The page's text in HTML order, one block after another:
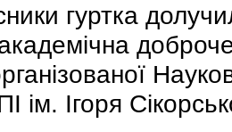
гуртка
ім. Ігоря